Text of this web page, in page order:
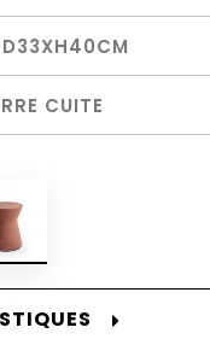
D33XH40CM
CUITE